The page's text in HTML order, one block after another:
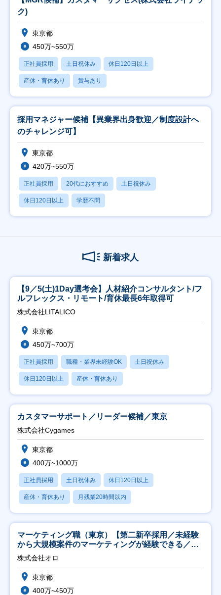
ク)
東京都
450万~550万
正社員採用 土日祝休み 休日120日以上
産休・育休あり 賞与あり
採用マネジャー候補【異業界出身歓迎／制度設計へ
のチャレンジ可】
東京都
420万~550万
正社員採用 20代におすすめ 土日祝休み
休日120日以上 学歴不問
新着求人
【9／5(土)1Day選考会】人材紹介コンサルタント/フ
ルフレックス・リモート/育休最長6年取得可
株式会社LITALICO
東京都
450万~700万
正社員採用 職種・業界未経験OK 土日祝休み
休日120日以上 産休・育休あり
カスタマーサポート／リーダー候補／東京
株式会社Cygames
東京都
400万~1000万
正社員採用 土日祝休み 休日120日以上
産休・育休あり 月残業20時間以内
マーケティング職（東京）【第二新卒採用／未経験
から大規模案件のマーケティングが経験できる／研
修充実】
株式会社オロ
東京都
400万~450万